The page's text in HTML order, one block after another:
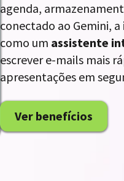
agenda,
conectado ao Gemini,
como um assistente
escrever e-mails mais
apresentações em
Ver benefícios